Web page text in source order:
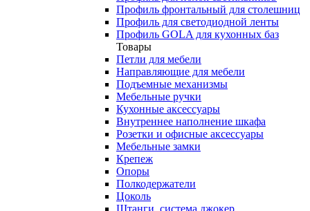
Профиль фронтальный для столешниц
Профиль для светодиодной ленты
Профиль GOLA для кухонных баз
Товары
Петли для мебели
Направляющие для мебели
Подъемные механизмы
Мебельные ручки
Кухонные аксессуары
Внутреннее наполнение шкафа
Розетки и офисные аксессуары
Мебельные замки
Крепеж
Опоры
Полкодержатели
Цоколь
Штанги, система джокер